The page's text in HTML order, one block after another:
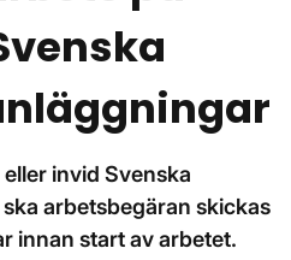
invid Svenska
arbetsbegäran skickas
innan start av arbetet.